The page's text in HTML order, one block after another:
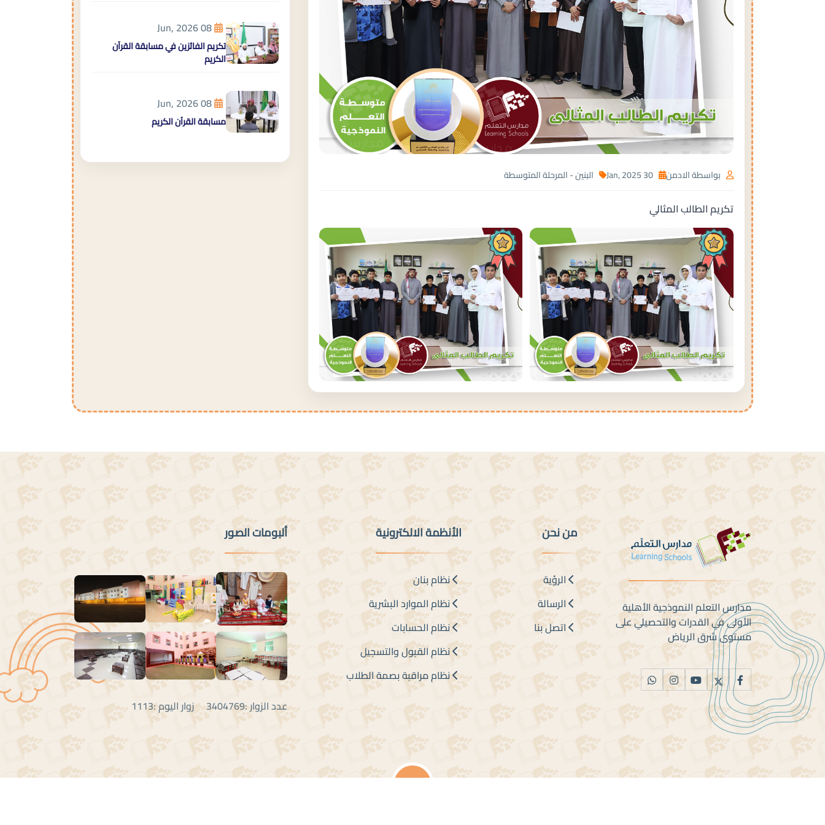
بواسطة الادمن البنين - المرحلة المتوسطة
تكريم الطالب المثالي
08 Jun, 2026
تكريم الفائزين في مسابقة القرآن
الكريم
08 Jun, 2026
مسابقة القرآن الكريم
مدارس التعلم النموذجية الأهلية
الأولى في القدرات والتحصيلي على
مستوى شرق الرياض
من نحن
الرؤية
الرسالة
اتصل بنا
الأنظمة الالكترونية
نظام بنان
نظام الموارد البشرية
نظام الحسابات
نظام القبول والتسجيل
نظام مراقبة بصمة الطلاب
ألبومات الصور
عدد الزوار :3404769 زوار اليوم :1113